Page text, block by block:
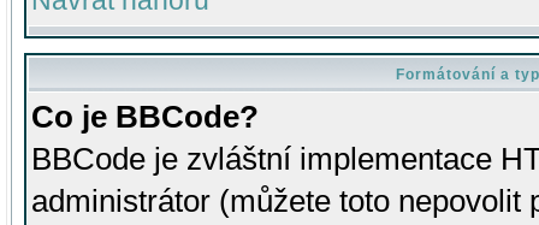
Formátování a
Co je BBCode?
BBCode je zvláštní implementace
administrátor (můžete toto